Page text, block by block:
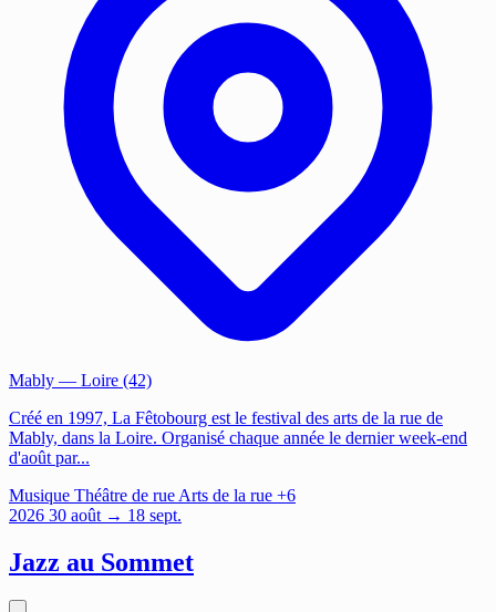
Mably — Loire (42)
Créé en 1997, La Fêtobourg est le festival des arts de la rue de
Mably, dans la Loire. Organisé chaque année le dernier week-end
d'août par...
Musique Théâtre de rue Arts de la rue +6
2026 30 août → 18 sept.
Jazz au Sommet